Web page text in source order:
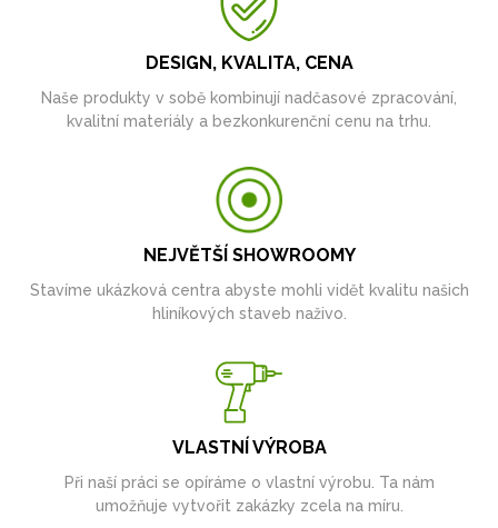
DESIGN, KVALITA, CENA
Naše produkty v sobě kombinují nadčasové zpracování,
kvalitní materiály a bezkonkurenční cenu na trhu.
NEJVĚTŠÍ SHOWROOMY
Stavíme ukázková centra abyste mohli vidět kvalitu našich
hliníkových staveb naživo.
VLASTNÍ VÝROBA
Při naší práci se opíráme o vlastní výrobu. Ta nám
umožňuje vytvořit zakázky zcela na míru.